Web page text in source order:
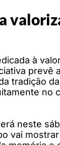
à
tradição
neste
vai